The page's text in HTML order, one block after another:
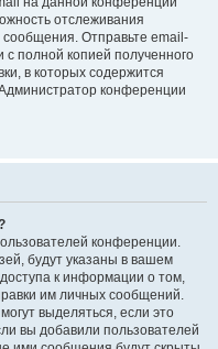
отслеживания
Отправьте email-
полной копией полученного
в которых содержится
конференции
конференции.
будут указаны в вашем
к информации о том,
им личных сообщений.
выделяться, если это
вы добавили пользователей